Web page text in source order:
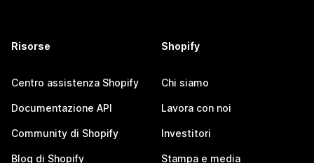
Risorse
Centro assistenza Shopify
Documentazione API
Community di Shopify
Blog di Shopify
Shopify
Chi siamo
Lavora con noi
Investitori
Stampa e media